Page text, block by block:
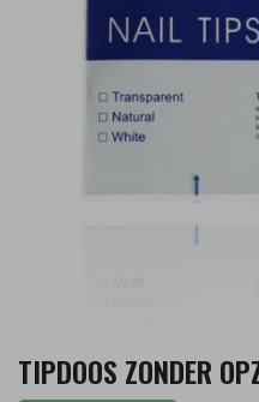
TIPDOOS ZONDER